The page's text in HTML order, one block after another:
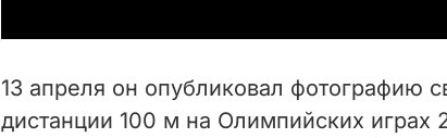
i
13 апреля он опубликовал фотографию
дистанции 100 м на Олимпийских играх